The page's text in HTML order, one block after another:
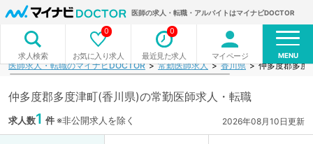
医師の求人・転職・アルバイトはマイナビDOCTOR
求人検索 お気に入り求人
0
最近見た求人
0
マイページ MENU
医師求人・転職のマイナビDOCTOR 常勤医師求人 香川県 仲多度郡多度
仲多度郡多度津町(香川県)の常勤医師求人・転職
求人数1 件※非公開求人を除く 2026年08月10日更新